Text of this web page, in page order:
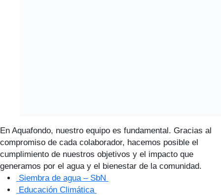
En Aquafondo, nuestro equipo es fundamental. Gracias al
compromiso de cada colaborador, hacemos posible el
cumplimiento de nuestros objetivos y el impacto que
generamos por el agua y el bienestar de la comunidad.
Siembra de agua – SbN
Educación Climática